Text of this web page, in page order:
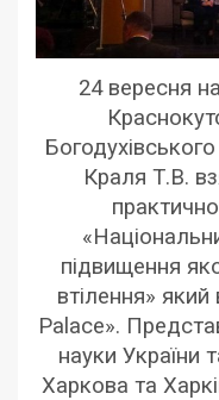
24 вересня
Краля Т.В.
підвищення
втілення» який
Palace».
науки України
Харкова та